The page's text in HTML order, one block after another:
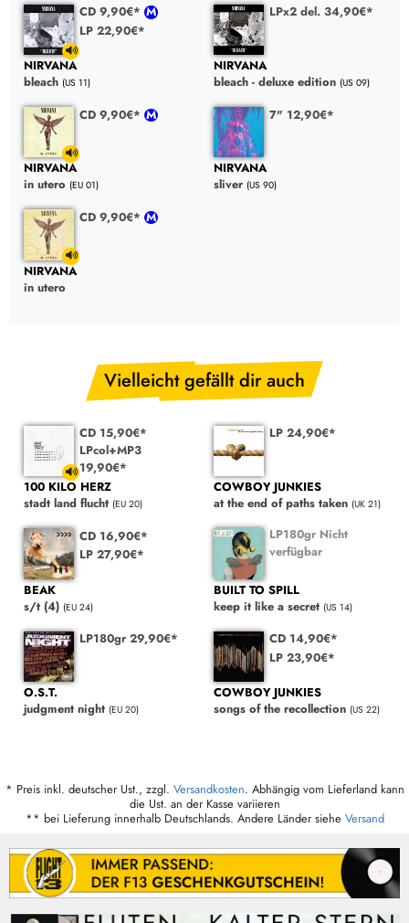
CD 9,90€*
LP 22,90€*
NIRVANA
bleach (US 11)
LPx2 del. 34,90€*
NIRVANA
bleach - deluxe edition (US 09)
CD 9,90€*
NIRVANA
in utero (EU 01)
7" 12,90€*
NIRVANA
sliver (US 90)
CD 9,90€*
NIRVANA
in utero
Vielleicht gefällt dir auch
CD 15,90€*
LPcol+MP3
19,90€*
100 KILO HERZ
stadt land flucht (EU 20)
LP 24,90€*
COWBOY JUNKIES
at the end of paths taken (UK 21)
CD 16,90€*
LP 27,90€*
BEAK
s/t (4) (EU 24)
LP180gr Nicht
verfügbar
BUILT TO SPILL
keep it like a secret (US 14)
LP180gr 29,90€*
O.S.T.
judgment night (EU 20)
CD 14,90€*
LP 23,90€*
COWBOY JUNKIES
songs of the recollection (US 22)
* Preis inkl. deutscher Ust., zzgl. Versandkosten. Abhängig vom Lieferland kann
die Ust. an der Kasse variieren
** bei Lieferung innerhalb Deutschlands. Andere Länder siehe Versand